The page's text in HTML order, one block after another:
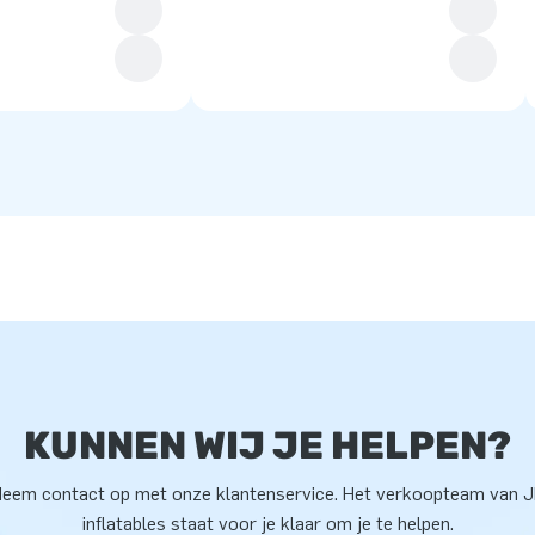
KUNNEN WIJ JE HELPEN?
contact op met onze klantenservice. Het verkoopteam van
inflatables staat voor je klaar om je te helpen.